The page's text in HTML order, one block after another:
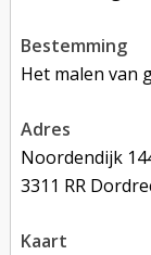
bestemming
Het malen
adres
Noordendijk
3311 RR
kaart